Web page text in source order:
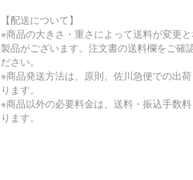
【配送について】
※商品の大きさ・重さによって送料が変更と
製品がございます。注文書の送料欄をご確
ださい。
※商品発送方法は、原則、佐川急便での出
ります。
※商品以外の必要料金は、送料・振込手数
ります。